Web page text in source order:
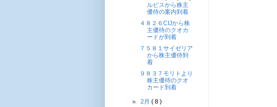
ルビスから株主
優待の案内到着
４８２６CIJから株
主優待のクオカ
ードが到着
７５８１サイゼリア
から株主優待到
着
９８３７モリトより
株主優待のクオ
カード到着
►2月( 8 )